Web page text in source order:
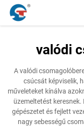
Termékek
Tervezési Eset
valódi
A valódi
csúcsát képviselik,
műveleteket kínálva
üzemeltetést
gépészetet és fejlett
nagy sebességű